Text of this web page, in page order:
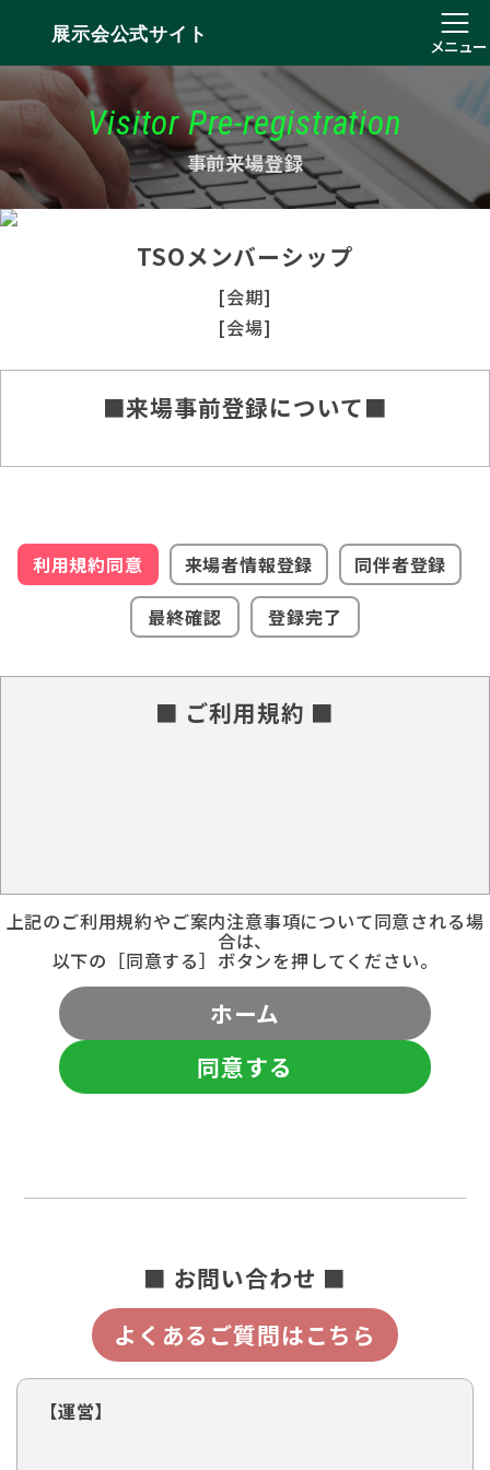
展示会公式サイト
メニュー
Visitor Pre-registration
事前来場登録
TSOメンバーシップ
[会期]
[会場]
■来場事前登録について■
利用規約同意 来場者情報登録
同伴者登録
最終確認
登録完了
■ ご利用規約 ■
上記のご利用規約やご案内注意事項について同意される場
合は、
以下の［同意する］ボタンを押してください。
ホーム
同意する
■ お問い合わせ ■
よくあるご質問はこちら
【運営】